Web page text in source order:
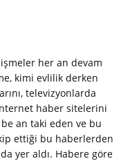
her an devam
kimi evlilik derken
televizyonlarda
haber sitelerini
an taki eden ve bu
ettiği bu haberlerden
yer aldı. Habere göre